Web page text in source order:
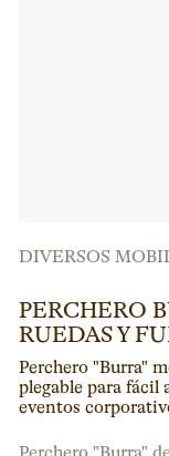
DIVERSOS
PERCHERO
RUEDAS Y
Perchero "Burra"
plegable para fácil
eventos